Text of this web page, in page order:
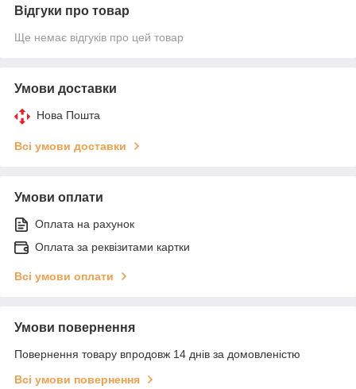
Відгуки про товар
Ще немає відгуків про цей товар
Умови доставки
Нова Пошта
Всі умови доставки
Умови оплати
Оплата на рахунок
Оплата за реквізитами картки
Всі умови оплати
Умови повернення
Повернення товару впродовж 14 днів за домовленістю
Всі умови повернення